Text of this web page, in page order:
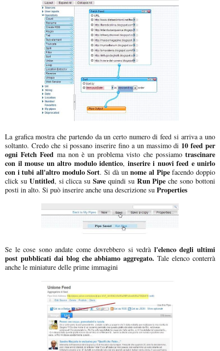
La grafica mostra che partendo da un certo numero di feed si arriva a uno
soltanto. Credo che si possano inserire fino a un massimo di 10 feed per
ogni Fetch Feed ma non è un problema visto che possiamotrascinare
con il mouse un altro modulo identico, inserire i nuovi feed e unirlo
con i tubi all'altro modulo Sort. Si dà unnome al Pipefacendo doppio
click su Untitled, si clicca suSave quindi suRun Pipe che sono bottoni
posti in alto. Si può inserire anche una descrizione su Properties
Se le cose sono andate come dovrebbero si vedràl'elenco degli ultimi
post pubblicati dai blog che abbiamo aggregato. Tale elenco conterrà
anche le miniature delle prime immagini